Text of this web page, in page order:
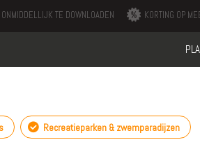
TE DOWNLOADEN KORTING OP
Recreatieparken & zwemparadijzen